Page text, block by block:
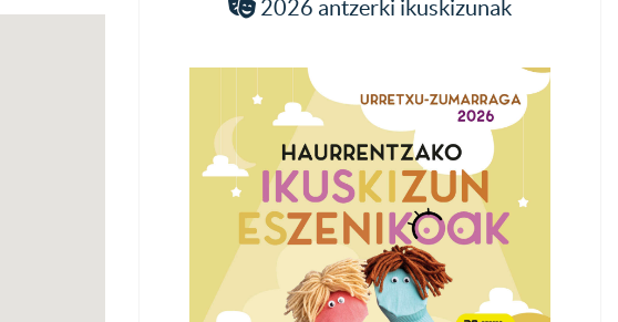
2026 antzerki ikuskizunak